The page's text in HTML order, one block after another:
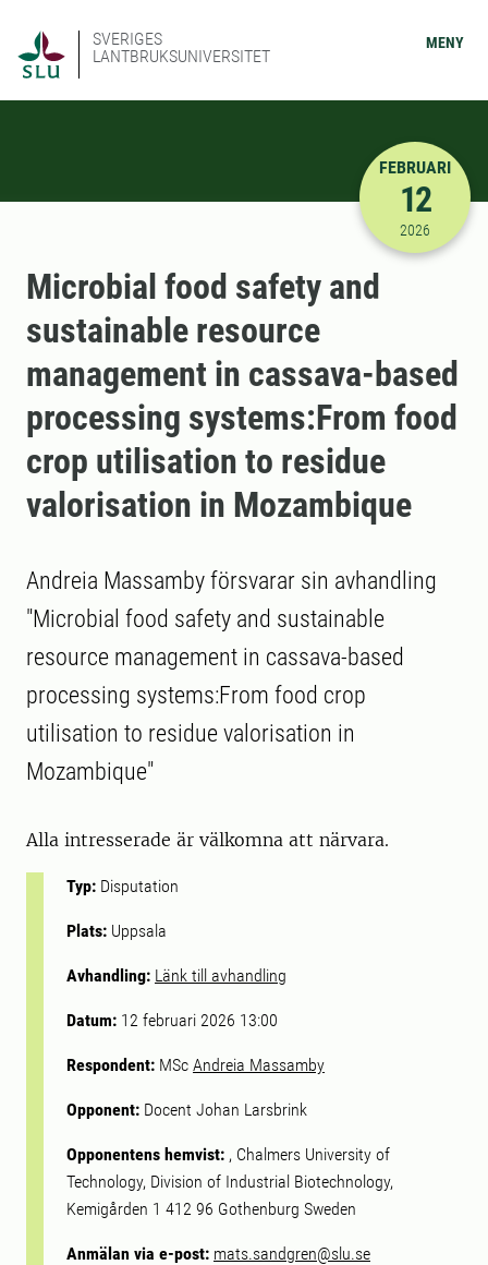
SVERIGES
LANTBRUKSUNIVERSITET
MENY
2026-02-
FEBRUARI
12
2026
Microbial food safety and
sustainable resource
management in cassava-based
processing systems:From food
crop utilisation to residue
valorisation in Mozambique
Andreia Massamby försvarar sin avhandling
"Microbial food safety and sustainable
resource management in cassava-based
processing systems:From food crop
utilisation to residue valorisation in
Mozambique"
Alla intresserade är välkomna att närvara.
Typ: Disputation
Plats: Uppsala
Avhandling: Länk till avhandling
Datum: 12 februari 2026 13:00
Respondent: MSc Andreia Massamby
Opponent: Docent Johan Larsbrink
Opponentens hemvist: , Chalmers University of
Technology, Division of Industrial Biotechnology,
Kemigården 1 412 96 Gothenburg Sweden
Anmälan via e-post: mats.sandgren@slu.se